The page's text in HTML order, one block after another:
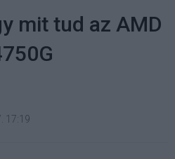
mit tud az AMD
17:19